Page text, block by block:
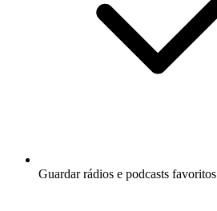
Guardar rádios e podcasts favoritos